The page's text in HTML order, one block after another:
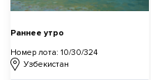
Раннее утро
Номер лота: 10/30/324
Узбекистан